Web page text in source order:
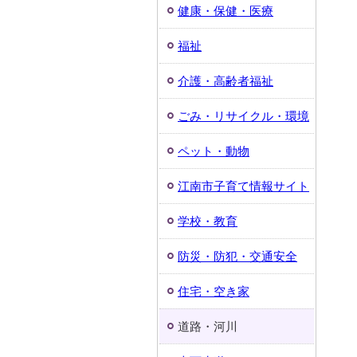
健康・保健・医療
福祉
介護・高齢者福祉
ごみ・リサイクル・環境
ペット・動物
江南市子育て情報サイト
学校・教育
防災・防犯・交通安全
住宅・空き家
道路・河川